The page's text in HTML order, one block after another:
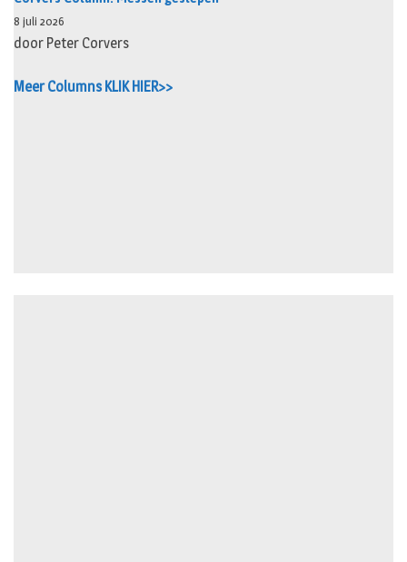
8 juli 2026
door Peter Corvers
Meer Columns KLIK HIER>>